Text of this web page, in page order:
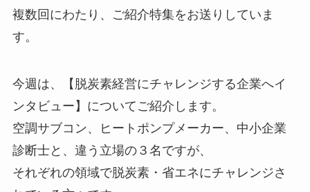
複数回にわたり、ご紹介特集をお送りしていま
す。
今週は、【脱炭素経営にチャレンジする企業へイ
ンタビュー】についてご紹介します。
空調サブコン、ヒートポンプメーカー、中小企業
診断士と、違う立場の３名ですが、
それぞれの領域で脱炭素・省エネにチャレンジさ